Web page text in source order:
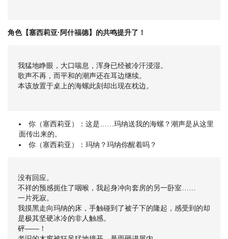
角色【塞西莉亚·阿什福德】的共鸣提升了！
我猛地睁眼，大口喘息，浑身已经被冷汗浸湿。
歌声不再，而平和的潮声还在耳边继续。
本该放置于桌上的海螺此刻却出现在枕边。
你（塞西莉亚）：这是……玛纳送我的海螺？潮声是从这里
面传出来的。
你（塞西莉亚）：玛纳？玛纳你醒着吗？
没有回应。
不祥的预感扼住了咽喉，我起身冲向套房的另一卧室……
一片死寂。
我摸黑走向玛纳的床，手触碰到了被子下的隆起，感受到的却
是极其坚硬冰冷的非人触感。
砰——！